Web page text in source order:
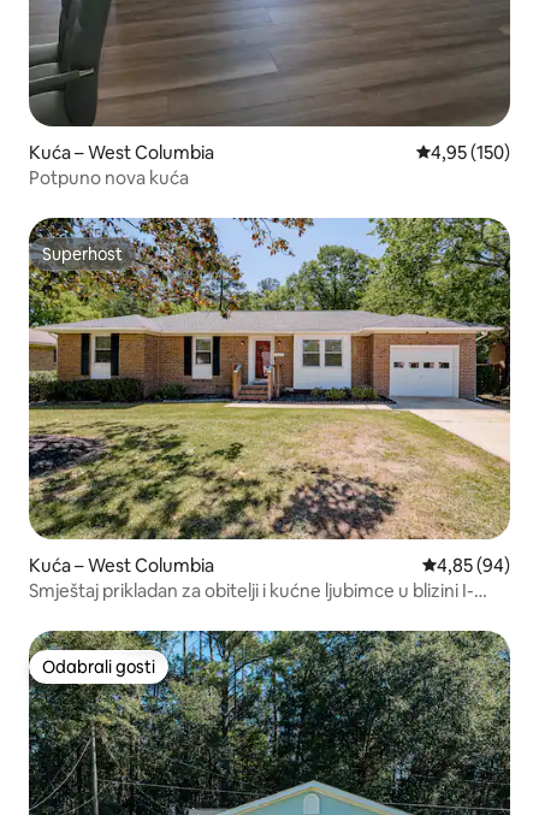
Kuća – West Columbia Prosječna
4,95 (150)
Potpuno nova kuća
Superhost
Superhost
Kuća – West Columbia Prosječna
4,85 (94)
Smještaj prikladan za obitelji i kućne ljubimce u blizini I-
Odabrali gosti
Odabrali gosti